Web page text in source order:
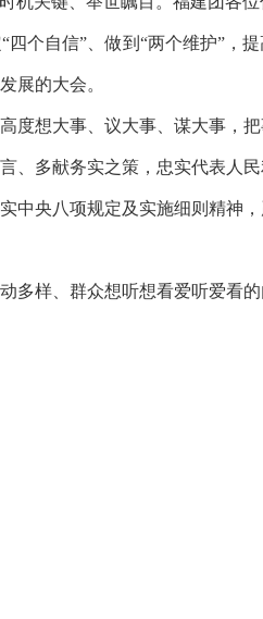
个自信”、做到“两个维护”，提
展的大会。
度想大事、议大事、谋大事，
、多献务实之策，忠实代表人
央八项规定及实施细则精神，
多样、群众想听想看爱听爱看